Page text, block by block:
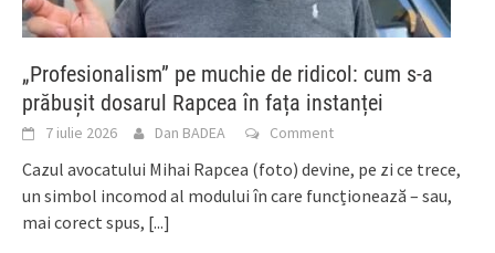
„Profesionalism” pe muchie de ridicol: cum s-a
prăbușit dosarul Rapcea în fața instanței
7 iulie 2026 Dan BADEA Comment
Cazul avocatului Mihai Rapcea (foto) devine, pe zi ce trece,
un simbol incomod al modului în care funcționează – sau,
mai corect spus, [...]